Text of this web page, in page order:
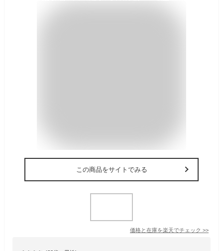
この商品をサイトでみる
価格と在庫を楽天でチェック >>